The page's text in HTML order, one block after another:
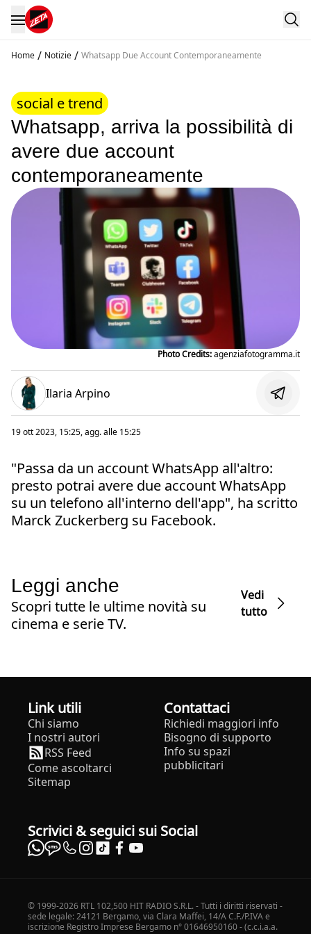
Home / Notizie / Whatsapp Due Account Contemporaneamente
social e trend
Whatsapp, arriva la possibilità di
avere due account
contemporaneamente
Photo Credits:agenziafotogramma.it
Ilaria Arpino
19 ott 2023, 15:25, agg. alle 15:25
"Passa da un account WhatsApp all'altro:
presto potrai avere due account WhatsApp
su un telefono all'interno dell'app", ha scritto
Marck Zuckerberg su Facebook.
Leggi anche
Scopri tutte le ultime novità su
cinema e serie TV.
Vedi
tutto
Link utili
Chi siamo
I nostri autori
RSS Feed
Come ascoltarci
Sitemap
Contattaci
Richiedi maggiori info
Bisogno di supporto
Info su spazi
pubblicitari
Scrivici & seguici sui Social
© 1999-2026 RTL 102,500 HIT RADIO S.R.L. - Tutti i diritti riservati -
sede legale: 24121 Bergamo, via Clara Maffei, 14/A C.F./P.IVA e
iscrizione Registro Imprese Bergamo n° 01646950160 - (c.c.i.a.a.